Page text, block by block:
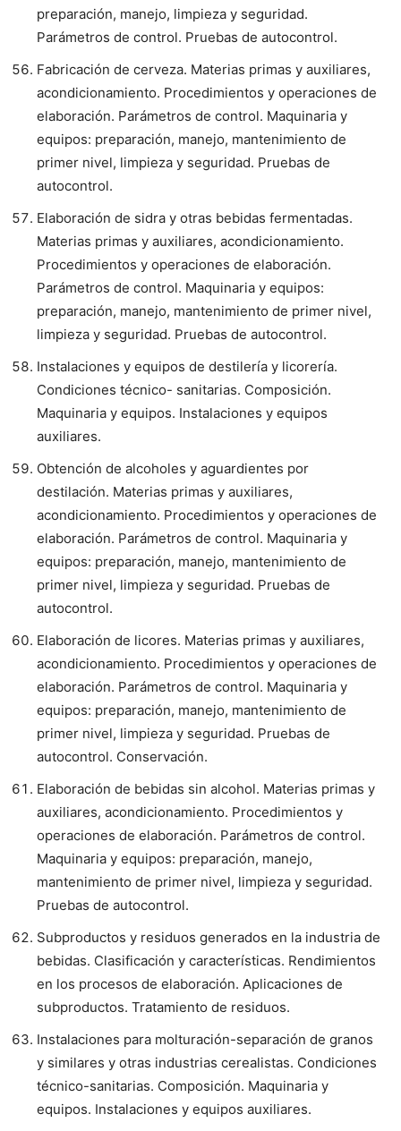
preparación, manejo, limpieza y seguridad.
Parámetros de control. Pruebas de autocontrol.
Fabricación de cerveza. Materias primas y auxiliares,
acondicionamiento. Procedimientos y operaciones de
elaboración. Parámetros de control. Maquinaria y
equipos: preparación, manejo, mantenimiento de
primer nivel, limpieza y seguridad. Pruebas de
autocontrol.
Elaboración de sidra y otras bebidas fermentadas.
Materias primas y auxiliares, acondicionamiento.
Procedimientos y operaciones de elaboración.
Parámetros de control. Maquinaria y equipos:
preparación, manejo, mantenimiento de primer nivel,
limpieza y seguridad. Pruebas de autocontrol.
Instalaciones y equipos de destilería y licorería.
Condiciones técnico- sanitarias. Composición.
Maquinaria y equipos. Instalaciones y equipos
auxiliares.
Obtención de alcoholes y aguardientes por
destilación. Materias primas y auxiliares,
acondicionamiento. Procedimientos y operaciones de
elaboración. Parámetros de control. Maquinaria y
equipos: preparación, manejo, mantenimiento de
primer nivel, limpieza y seguridad. Pruebas de
autocontrol.
Elaboración de licores. Materias primas y auxiliares,
acondicionamiento. Procedimientos y operaciones de
elaboración. Parámetros de control. Maquinaria y
equipos: preparación, manejo, mantenimiento de
primer nivel, limpieza y seguridad. Pruebas de
autocontrol. Conservación.
Elaboración de bebidas sin alcohol. Materias primas y
auxiliares, acondicionamiento. Procedimientos y
operaciones de elaboración. Parámetros de control.
Maquinaria y equipos: preparación, manejo,
mantenimiento de primer nivel, limpieza y seguridad.
Pruebas de autocontrol.
Subproductos y residuos generados en la industria de
bebidas. Clasificación y características. Rendimientos
en los procesos de elaboración. Aplicaciones de
subproductos. Tratamiento de residuos.
Instalaciones para molturación-separación de granos
y similares y otras industrias cerealistas. Condiciones
técnico-sanitarias. Composición. Maquinaria y
equipos. Instalaciones y equipos auxiliares.